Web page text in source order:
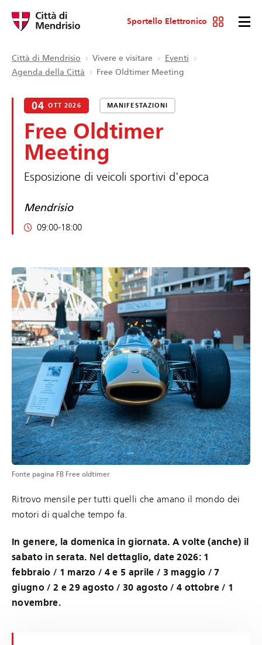
Sportello Elettronico
Città di Mendrisio Vivere e visitare
Eventi
Agenda della Città
Free Oldtimer Meeting
04 OTT 2026 MANIFESTAZIONI
Free Oldtimer
Meeting
Esposizione di veicoli sportivi d'epoca
Mendrisio
09:00-18:00
Fonte pagina FB Free oldtimer
Ritrovo mensile per tutti quelli che amano il mondo dei
motori di qualche tempo fa.
In genere, la domenica in giornata. A volte (anche) il
sabato in serata. Nel dettaglio, date 2026: 1
febbraio / 1 marzo / 4 e 5 aprile / 3 maggio / 7
giugno / 2 e 29 agosto / 30 agosto / 4 ottobre / 1
novembre.